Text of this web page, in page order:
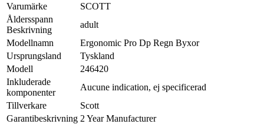
Varumärke
SCOTT
Åldersspann
Beskrivning
adult
Modellnamn
Ergonomic Pro Dp Regn Byxor
Ursprungsland
Tyskland
Modell
246420
Inkluderade
komponenter
Aucune indication, ej specificerad
Tillverkare
Scott
Garantibeskrivning 2 Year Manufacturer